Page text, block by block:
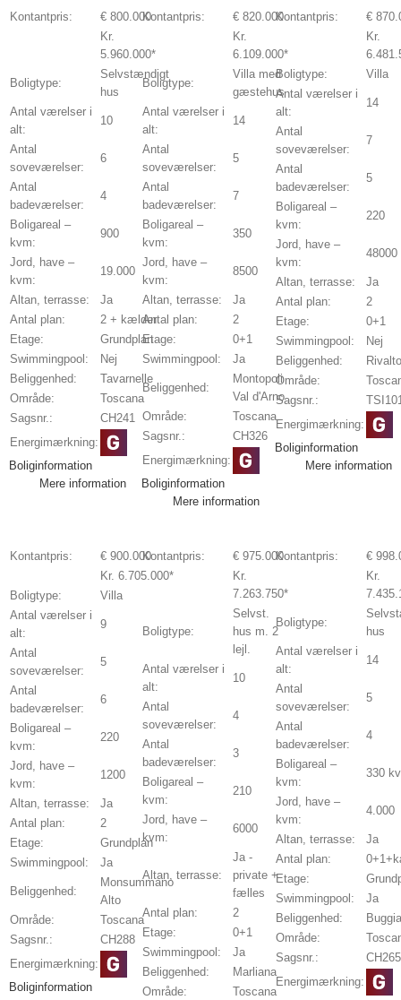
Kontantpris:
€ 800.000
Kr.
5.960.000*
Boligtype:
Selvstændigt
hus
Antal værelser i
alt:
10
Antal
soveværelser:
6
Antal
badeværelser:
4
Boligareal –
kvm:
900
Jord, have –
kvm:
19.000
Altan, terrasse:
Ja
Antal plan:
2 + kælder
Etage:
Grundplan
Swimmingpool:
Nej
Beliggenhed:
Tavarnelle
Område:
Toscana
Sagsnr.:
CH241
Energimærkning:
Boliginformation
Mere information
Kontantpris:
€ 820.000
Kr.
6.109.000*
Boligtype:
Villa med
gæstehus
Antal værelser i
alt:
14
Antal
soveværelser:
5
Antal
badeværelser:
7
Boligareal –
kvm:
350
Jord, have –
kvm:
8500
Altan, terrasse:
Ja
Antal plan:
2
Etage:
0+1
Swimmingpool:
Ja
Beliggenhed:
Montopoli
Val d'Arno
Område:
Toscana
Sagsnr.:
CH326
Energimærkning:
Boliginformation
Mere information
Kontantpris:
€
Kr.
Boligtype:
Villa
Antal værelser i
alt:
14
Antal
soveværelser:
7
Antal
badeværelser:
5
Boligareal –
kvm:
220
Jord, have –
kvm:
48000
Altan, terrasse:
Ja
Antal plan:
2
Etage:
0+1
Swimmingpool:
Nej
Beliggenhed:
Rivalto
Område:
Sagsnr.:
Energimærkning:
Boliginformation
Mere information
Kontantpris:
€ 900.000
Kr. 6.705.000*
Boligtype:
Villa
Antal værelser i
alt:
9
Antal
soveværelser:
5
Antal
badeværelser:
6
Boligareal –
kvm:
220
Jord, have –
kvm:
1200
Altan, terrasse:
Ja
Antal plan:
2
Etage:
Grundplan
Swimmingpool:
Ja
Beliggenhed:
Monsummano
Alto
Område:
Toscana
Sagsnr.:
CH288
Energimærkning:
Boliginformation
Kontantpris:
€ 975.000
Kr.
7.263.750*
Boligtype:
Selvst.
hus m. 2
lejl.
Antal værelser i
alt:
10
Antal
soveværelser:
4
Antal
badeværelser:
3
Boligareal –
kvm:
210
Jord, have –
kvm:
6000
Altan, terrasse:
Ja -
private +
fælles
Antal plan:
2
Etage:
0+1
Swimmingpool:
Ja
Beliggenhed:
Marliana
Område:
Toscana
Kontantpris:
€
Kr.
Boligtype:
hus
Antal værelser i
alt:
14
Antal
soveværelser:
5
Antal
badeværelser:
4
Boligareal –
kvm:
330
Jord, have –
kvm:
4.000
Altan, terrasse:
Ja
Antal plan:
Etage:
Swimmingpool:
Ja
Beliggenhed:
Område:
Sagsnr.:
CH265
Energimærkning: